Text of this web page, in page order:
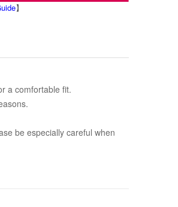
】
a comfortable fit.
be especially careful when